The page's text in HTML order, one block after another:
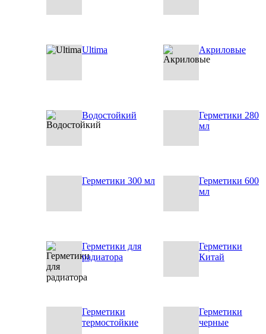
Ultima Акриловые
Водостойкий
Герметики 280
мл
Герметики 300 мл
Герметики 600
мл
Герметики для
радиатора
Герметики
Китай
Герметики
термостойкие
Герметики
черные